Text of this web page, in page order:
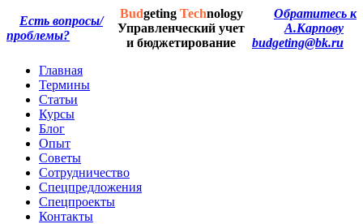
Есть вопросы/
проблемы?
Budgeting Technology
Управленческий учет
и бюджетирование
Обратитесь к
А.Карпову
budgeting@bk.ru
Главная
Термины
Статьи
Курсы
Блог
Опыт
Советы
Сотрудничество
Спецпредложения
Спецпроекты
Контакты